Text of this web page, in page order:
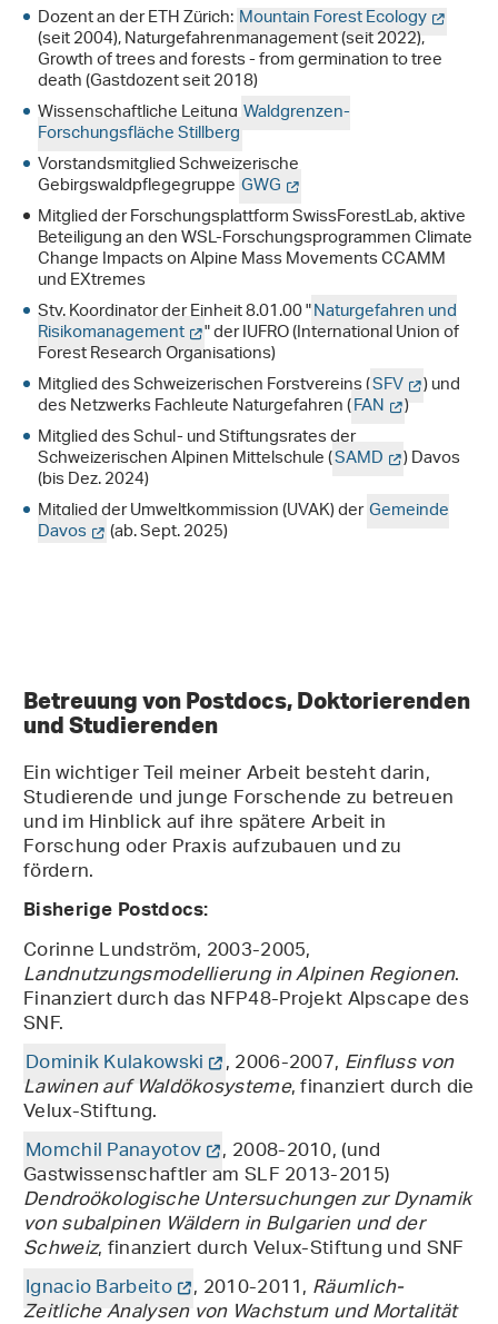
Dozent an der ETH Zürich:Mountain Forest Ecology
(seit 2004), Naturgefahrenmanagement (seit 2022),
Growth of trees and forests - from germination to tree
death (Gastdozent seit 2018)
Wissenschaftliche LeitungWaldgrenzen-
Forschungsfläche Stillberg
Vorstandsmitglied Schweizerische
GebirgswaldpflegegruppeGWG
Mitglied der Forschungsplattform SwissForestLab, aktive
Beteiligung an den WSL-Forschungsprogrammen Climate
Change Impacts on Alpine Mass Movements CCAMM
und EXtremes
Stv. Koordinator der Einheit 8.01.00 "Naturgefahren und
Risikomanagement " der IUFRO (International Union of
Forest Research Organisations)
Mitglied des Schweizerischen Forstvereins (SFV ) und
des Netzwerks Fachleute Naturgefahren (FAN
)
Mitglied des Schul- und Stiftungsrates der
Schweizerischen Alpinen Mittelschule (SAMD ) Davos
(bis Dez. 2024)
Mitglied der Umweltkommission (UVAK) derGemeinde
Davos (ab. Sept. 2025)
Betreuung von Postdocs, Doktorierenden
und Studierenden
Ein wichtiger Teil meiner Arbeit besteht darin,
Studierende und junge Forschende zu betreuen
und im Hinblick auf ihre spätere Arbeit in
Forschung oder Praxis aufzubauen und zu
fördern.
Bisherige Postdocs:
Corinne Lundström, 2003-2005,
Landnutzungsmodellierung in Alpinen Regionen.
Finanziert durch das NFP48-Projekt Alpscape des
SNF.
Dominik Kulakowski , 2006-2007,Einfluss von
Lawinen auf Waldökosysteme, finanziert durch die
Velux-Stiftung.
Momchil Panayotov , 2008-2010,(und
Gastwissenschaftler am SLF 2013-2015)
Dendroökologische Untersuchungen zur Dynamik
von subalpinen Wäldern in Bulgarien und der
Schweiz, finanziert durch Velux-Stiftung und SNF
Ignacio Barbeito , 2010-2011,Räumlich-
Zeitliche Analysen von Wachstum und Mortalität